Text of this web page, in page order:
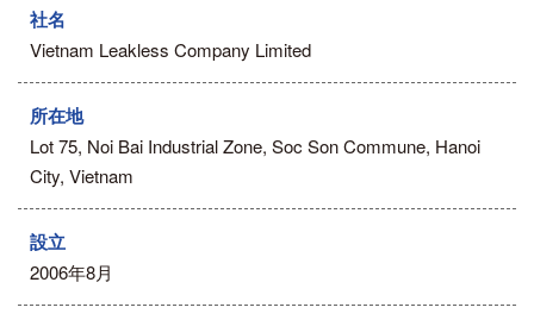
社名
Vietnam Leakless Company Limited
所在地
Lot 75, Noi Bai Industrial Zone, Soc Son Commune, Hanoi
City, Vietnam
設立
2006年8月